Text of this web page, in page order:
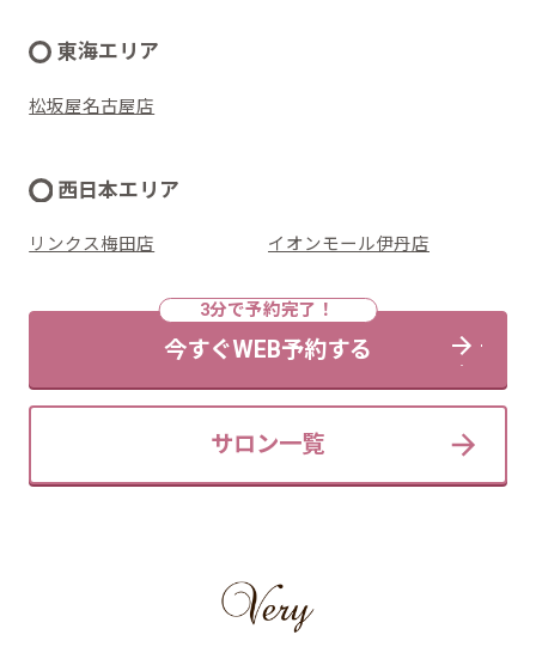
東海エリア
松坂屋名古屋店
西日本エリア
リンクス梅田店 イオンモール伊丹店
サロン一覧
今すぐWEB予約する